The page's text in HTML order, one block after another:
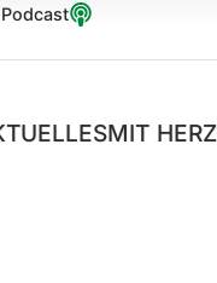
Podcast
MIT